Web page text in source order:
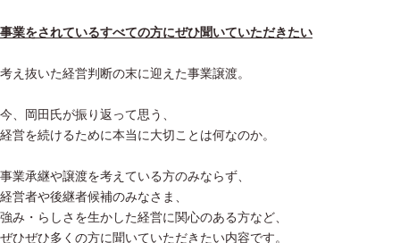
事業をされているすべての方にぜひ聞いていただきたい
考え抜いた経営判断の末に迎えた事業譲渡。
今、岡田氏が振り返って思う、
経営を続けるために本当に大切ことは何なのか。
事業承継や譲渡を考えている方のみならず、
経営者や後継者候補のみなさま、
強み・らしさを生かした経営に関心のある方など、
ぜひぜひ多くの方に聞いていただきたい内容です。